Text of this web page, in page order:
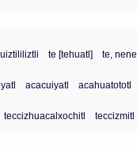
te [tehuatl] te,
acacuiyatl acahuatototl
teccizhuacalxochitl teccizmitl